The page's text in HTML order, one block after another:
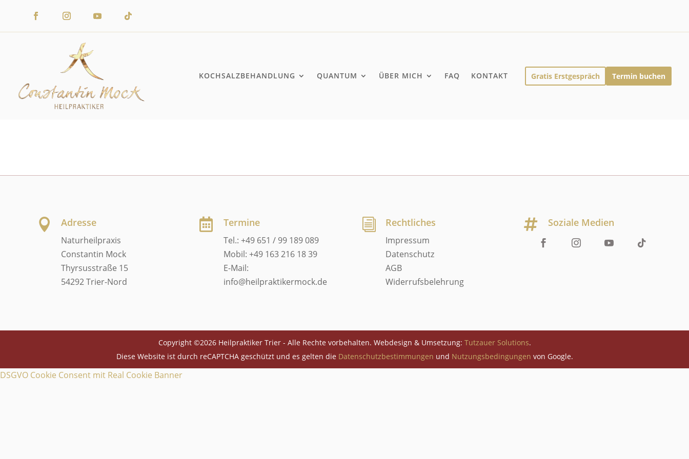
KOCHSALZBEHANDLUNG QUANTUM ÜBER MICH FAQ KONTAKT Gratis Erstgespräch Termin buchen
 Adresse
Naturheilpraxis
Constantin Mock
Thyrsusstraße 15
54292 Trier-Nord
 Termine
Tel.: +49 651 / 99 189 089
Mobil: +49 163 216 18 39
E-Mail:
info@heilpraktikermock.de
i Rechtliches
Impressum
Datenschutz
AGB
Widerrufsbelehrung
 Soziale Medien
Copyright ©2026 Heilpraktiker Trier - Alle Rechte vorbehalten. Webdesign & Umsetzung: Tutzauer Solutions.
Diese Website ist durch reCAPTCHA geschützt und es gelten die Datenschutzbestimmungen und Nutzungsbedingungen von Google.
DSGVO Cookie Consent mit Real Cookie Banner